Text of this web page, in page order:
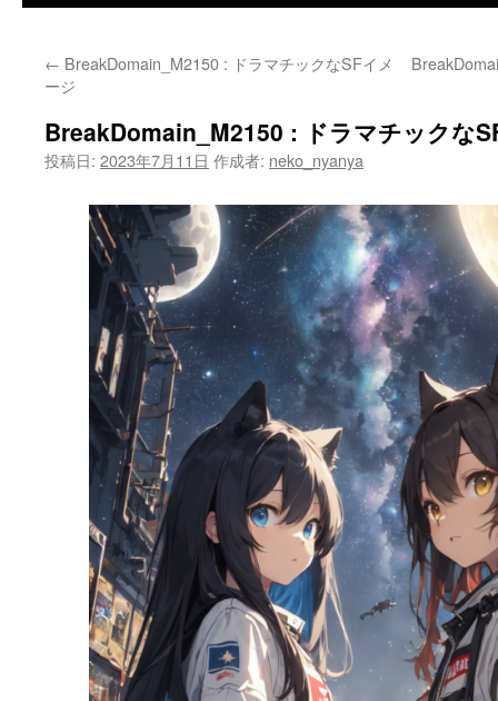
← BreakDomain_M2150 : ドラマチックなSFイメ
ージ
BreakDomain_M2150 : ドラマチックな
投稿日: 2023年7月11日 作成者: neko_nyanya